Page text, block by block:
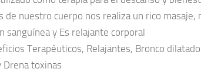
de nuestro cuerpo nos realiza un rico masaje,
sanguínea y Es relajante corporal
Terapéuticos, Relajantes, Bronco
Drena toxinas